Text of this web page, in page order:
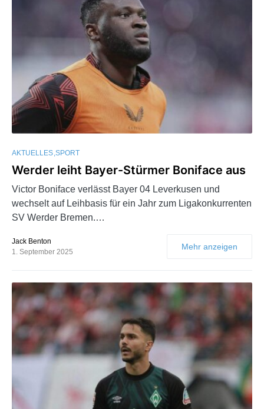
AKTUELLES SPORT
Werder leiht Bayer-Stürmer Boniface aus
Victor Boniface verlässt Bayer 04 Leverkusen und
wechselt auf Leihbasis für ein Jahr zum Ligakonkurrenten
SV Werder Bremen.…
Jack Benton
1. September 2025
Mehr anzeigen